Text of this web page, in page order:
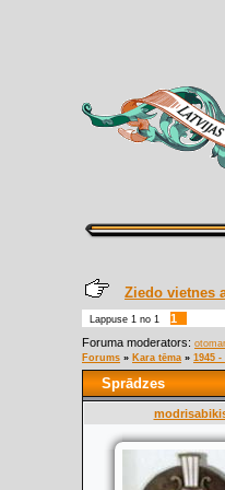
Ziedo vietnes
Lappuse 1 no 1
1
Foruma moderators:
Forums » Kara tēma » 1945
Sprādzes